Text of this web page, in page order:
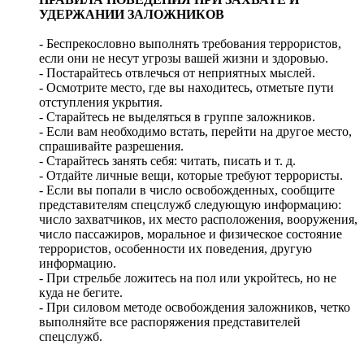
УДЕРЖАНИИ ЗАЛОЖНИКОВ
- Беспрекословно выполнять требования террористов,
если они не несут угрозы вашей жизни и здоровью.
- Постарайтесь отвлечься от неприятных мыслей.
- Осмотрите место, где вы находитесь, отметьте пути
отступления укрытия.
- Старайтесь не выделяться в группе заложников.
- Если вам необходимо встать, перейти на другое место,
спрашивайте разрешения.
- Старайтесь занять себя: читать, писать и т. д.
- Отдайте личные вещи, которые требуют террористы.
- Если вы попали в число освобожденных, сообщите
представителям спецслужб следующую информацию:
число захватчиков, их место расположения, вооружения,
число пассажиров, моральное и физическое состояние
террористов, особенности их поведения, другую
информацию.
- При стрельбе ложитесь на пол или укройтесь, но не
куда не бегите.
- При силовом методе освобождения заложников, четко
выполняйте все распоряжения представителей
спецслужб.